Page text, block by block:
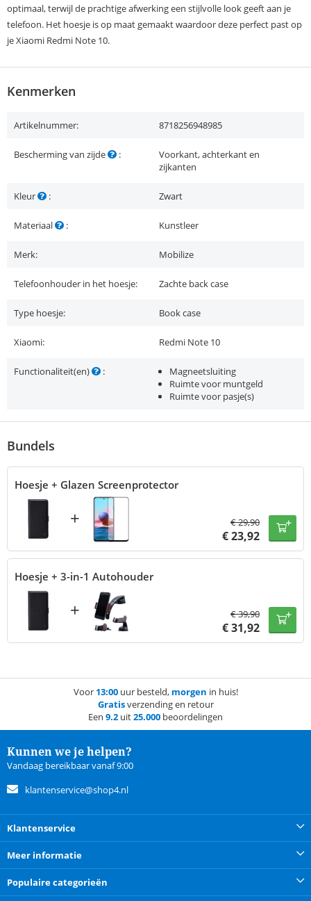
optimaal, terwijl de prachtige afwerking een stijlvolle look geeft aan je
telefoon. Het hoesje is op maat gemaakt waardoor deze perfect past op
je Xiaomi Redmi Note 10.
Kenmerken
Artikelnummer: 8718256948985
Bescherming van zijde :
Voorkant, achterkant en
zijkanten
Kleur : Zwart
Materiaal : Kunstleer
Merk: Mobilize
Telefoonhouder in het hoesje: Zachte back case
Type hoesje: Book case
Xiaomi: Redmi Note 10
Functionaliteit(en) :
Magneetsluiting
Ruimte voor muntgeld
Ruimte voor pasje(s)
Bundels
Hoesje + Glazen Screenprotector
+ €29,90
€23,92
Hoesje + 3-in-1 Autohouder
+ €39,90
€31,92
Voor 13:00uur besteld, morgen in huis!
Gratisverzending en retour
Een 9.2 uit25.000 beoordelingen
Kunnen we je helpen?
Vandaag bereikbaar vanaf 9:00
klantenservice@shop4.nl
Klantenservice
Meer informatie
Populaire categorieën